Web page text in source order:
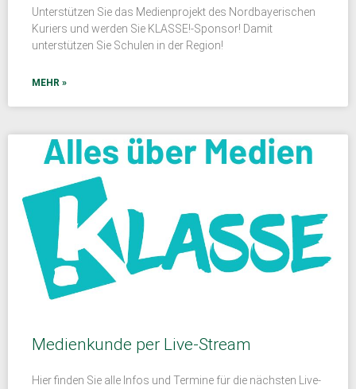
Unterstützen Sie das Medienprojekt des Nordbayerischen
Kuriers und werden Sie KLASSE!-Sponsor! Damit
unterstützen Sie Schulen in der Region!
MEHR »
Medienkunde per Live-Stream
Hier finden Sie alle Infos und Termine für die nächsten Live-